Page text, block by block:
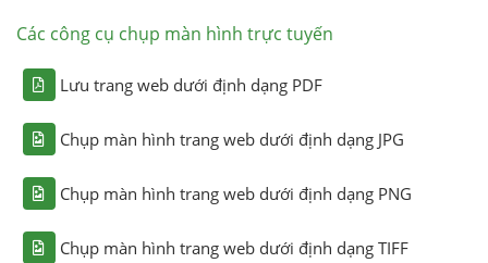
Các công cụ chụp màn hình trực tuyến
Lưu trang web dưới định dạng PDF
Chụp màn hình trang web dưới định dạng JPG
Chụp màn hình trang web dưới định dạng PNG
Chụp màn hình trang web dưới định dạng TIFF